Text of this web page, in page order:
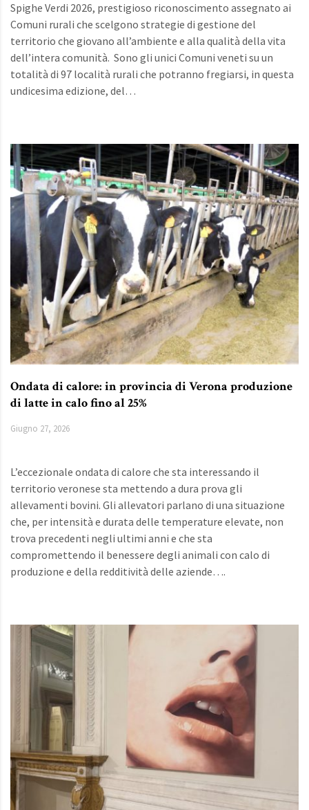
Spighe Verdi 2026, prestigioso riconoscimento assegnato ai
Comuni rurali che scelgono strategie di gestione del
territorio che giovano all’ambiente e alla qualità della vita
dell’intera comunità. Sono gli unici Comuni veneti su un
totalità di 97 località rurali che potranno fregiarsi, in questa
undicesima edizione, del…
Ondata di calore: in provincia di Verona produzione
di latte in calo fino al 25%
Giugno 27, 2026
L’eccezionale ondata di calore che sta interessando il
territorio veronese sta mettendo a dura prova gli
allevamenti bovini. Gli allevatori parlano di una situazione
che, per intensità e durata delle temperature elevate, non
trova precedenti negli ultimi anni e che sta
compromettendo il benessere degli animali con calo di
produzione e della redditività delle aziende….